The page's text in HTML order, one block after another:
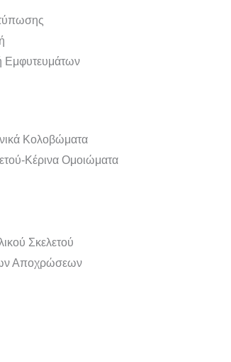
Εμφυτευμάτων
Κολοβώματα
Κέρινα Ομοιώματα
Σκελετού
Αποχρώσεων